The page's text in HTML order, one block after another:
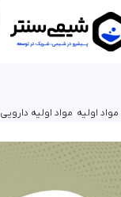
اولیه مواد اولیه دارویی